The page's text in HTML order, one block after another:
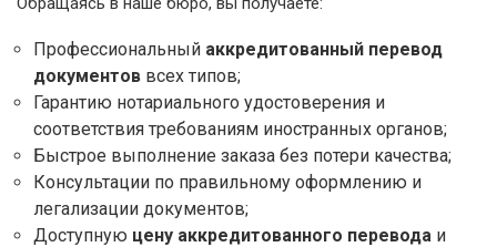
Профессиональный аккредитованный перевод
документов всех типов;
Гарантию нотариального удостоверения и
соответствия требованиям иностранных органов;
Быстрое выполнение заказа без потери качества;
Консультации по правильному оформлению и
легализации документов;
Доступную цену аккредитованного перевода и